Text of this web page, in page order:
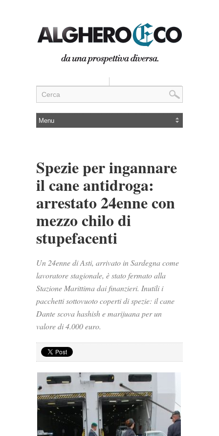
Spezie per ingannare
il cane antidroga:
arrestato 24enne con
mezzo chilo di
stupefacenti
Un 24enne di Asti, arrivato in Sardegna come
lavoratore stagionale, è stato fermato alla
Stazione Marittima dai finanzieri. Inutili i
pacchetti sottovuoto coperti di spezie: il cane
Dante scova hashish e marijuana per un
valore di 4.000 euro.